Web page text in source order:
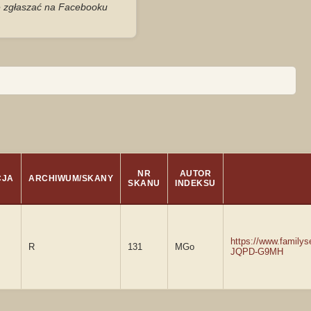
na Facebooku
ARCHIWUM/SKANY
NR
SKANU
AUTOR
INDEKSU
R 131 MGo
https://
JQPD-G9MH